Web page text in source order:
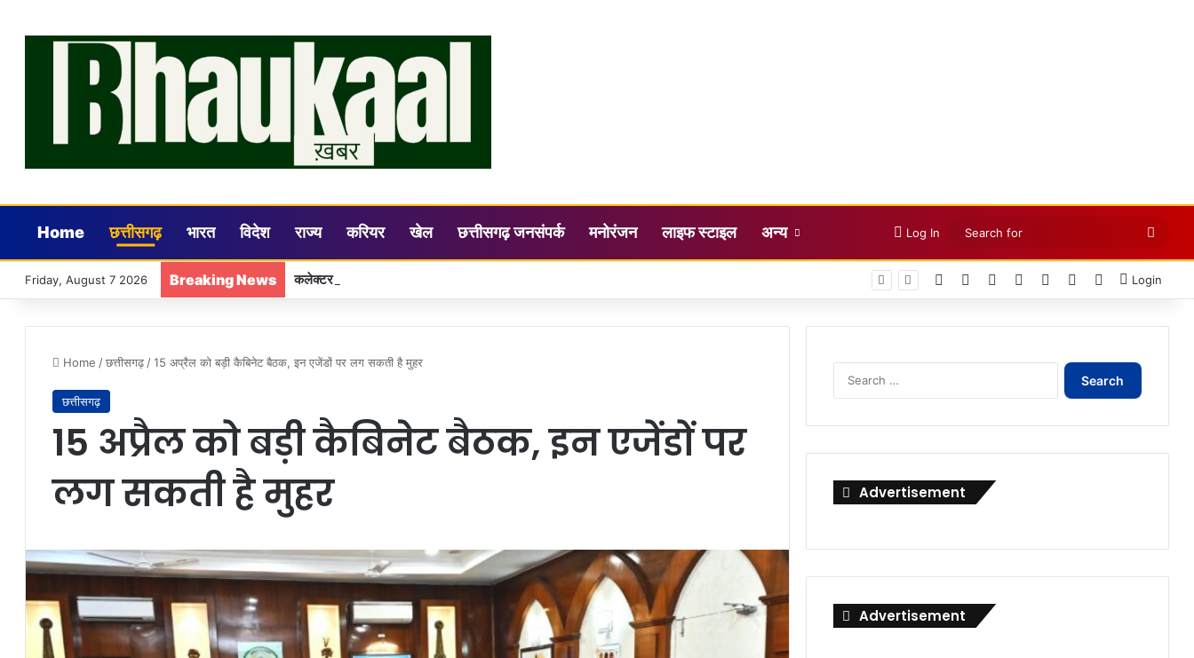
Home छत्तीसगढ़ भारत विदेश राज्य करियर खेल छत्तीसगढ़ जनसंपर्क मनोरंजन लाइफ स्टाइल अन्य Log In
for
Friday, August 7 2026 Breaking News कलेक्टर डॉ. गौरव सिंह की अध्यक्षता में जिला स्तरीय सलाहकार समिति (DLCC) की बैठक सम्पन्न Facebook LinkedInYouTubeInstagramTelegramWhatsApp
Login
Home / छत्तीसगढ़ / 15 अप्रैल को बड़ी कैबिनेट बैठक, इन एजेंडों पर लग सकती है मुहर
छत्तीसगढ़
15 अप्रैल को बड़ी कैबिनेट बैठक, इन एजेंडों पर
लग सकती है मुहर
Search
Advertisement
Advertisement